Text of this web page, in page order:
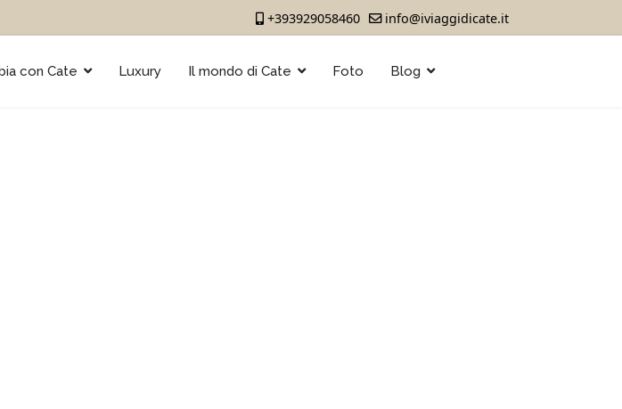
+393929058460 info@iviaggidicate.it
con Cate Luxury Il mondo di Cate Foto Blog